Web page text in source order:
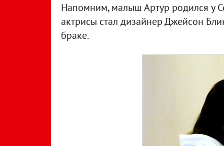
Напомним, малыш Артур родился у
актрисы стал дизайнер Джейсон
браке.